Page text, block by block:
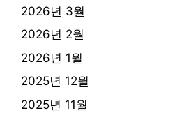
2026년 3월
2026년 2월
2026년 1월
2025년 12월
2025년 11월